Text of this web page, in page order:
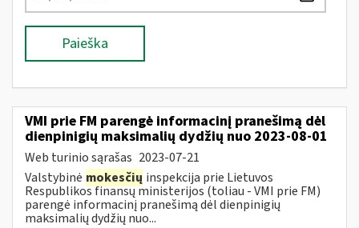
Paieška
VMI prie FM parengė informacinį pranešimą dėl
dienpinigių maksimalių dydžių nuo 2023-08-01
Web turinio sąrašas 2023-07-21
Valstybinė mokesčių inspekcija prie Lietuvos
Respublikos finansų ministerijos (toliau - VMI prie FM)
parengė informacinį pranešimą dėl dienpinigių
maksimalių dydžių nuo...